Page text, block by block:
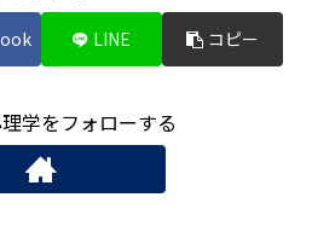
LINE コピー
学をフォローする